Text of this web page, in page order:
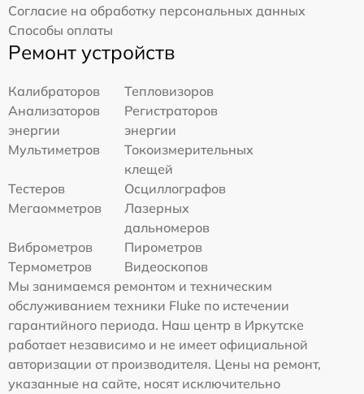
Согласие на обработку персональных данных
Способы оплаты
Ремонт устройств
Калибраторов
Тепловизоров
Анализаторов
энергии
Регистраторов
энергии
Мультиметров
Токоизмерительных
клещей
Тестеров
Осциллографов
Мегаомметров
Лазерных
дальномеров
Виброметров
Пирометров
Термометров
Видеоскопов
Мы занимаемся ремонтом и техническим
обслуживанием техники Fluke по истечении
гарантийного периода. Наш центр в Иркутске
работает независимо и не имеет официальной
авторизации от производителя. Цены на ремонт,
указанные на сайте, носят исключительно